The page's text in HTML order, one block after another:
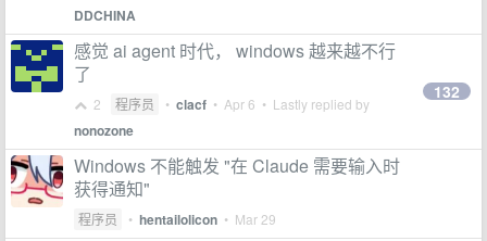
DDCHINA
感觉 ai agent 时代， windows 越来越不行
了
2 程序员 • clacf • Apr 6 • Lastly replied by
nonozone
132
Windows 不能触发 "在 Claude 需要输入时
获得通知"
程序员 • hentailolicon • Mar 29